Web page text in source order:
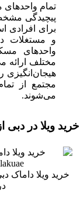
تمام واحدهای
پیچیدگی
برای افرادی
و مستغلات
واحدهای
مختلف ارائه
هیجان‌انگیزی
مجتمع از
می‌شوند.
خرید ویلا در